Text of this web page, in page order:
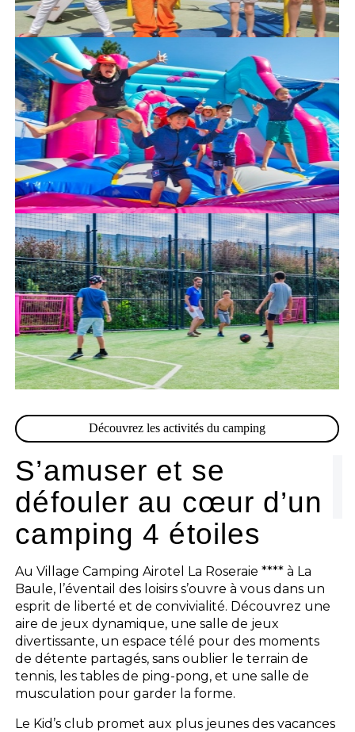
Découvrez les activités du camping
S’amuser et se
défouler au cœur d’un
camping 4 étoiles
Au Village Camping Airotel La Roseraie **** à La
Baule, l’éventail des loisirs s’ouvre à vous dans un
esprit de liberté et de convivialité. Découvrez une
aire de jeux dynamique, une salle de jeux
divertissante, un espace télé pour des moments
de détente partagés, sans oublier le terrain de
tennis, les tables de ping-pong, et une salle de
musculation pour garder la forme.
Le Kid’s club promet aux plus jeunes des vacances